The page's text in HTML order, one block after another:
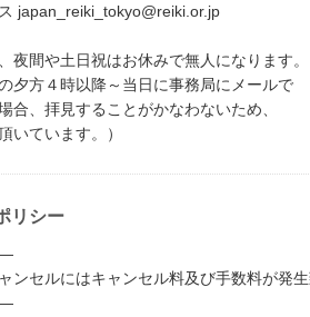
japan_reiki_tokyo@reiki.or.jp
夜間や土日祝はお休みで無人になります。
夕方４時以降～当日に事務局にメールで
合、拝見することがかなわないため、
いています。）
リシー
ンセルにはキャンセル料及び手数料が発生